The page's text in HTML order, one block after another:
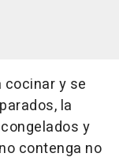
cocinar y se
la
y
contenga no